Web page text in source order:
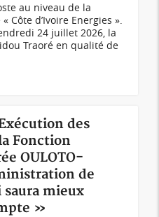
au niveau de la
Côte d’Ivoire Energies ».
24 juillet 2026, la
Traoré en qualité de
des
Fonction
OULOTO-
de
saura mieux
»